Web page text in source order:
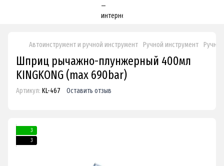
Автоинструмент и ручной инструмент Ручной инструмент
Шприц рычажно-плунжерный 400мл
KINGKONG (max 690bar)
Артикул: KL-467 Оставить отзыв
3
3